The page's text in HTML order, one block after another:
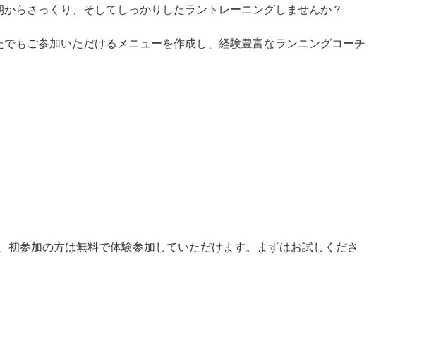
らさっくり、そしてしっかりしたラントレーニングしませんか？
もご参加いただけるメニューを作成し、経験豊富なランニングコーチ
参加の方は無料で体験参加していただけます。まずはお試しくださ